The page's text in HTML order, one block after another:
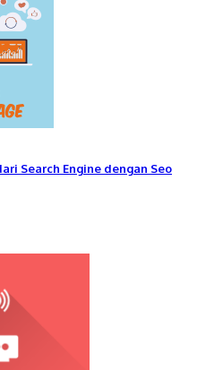
Search Engine dengan Seo